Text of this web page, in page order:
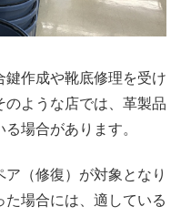
鍵作成や靴底修理を受け
ような店では、革製品
場合があります。
（修復）が対象となり
た場合には、適している